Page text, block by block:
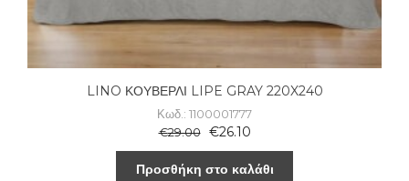
LINO ΚΟΥΒΕΡΛΙ LIPE GRAY 220X240
Κωδ.: 1100001777
€29.00 €26.10
Προσθήκη στο καλάθι